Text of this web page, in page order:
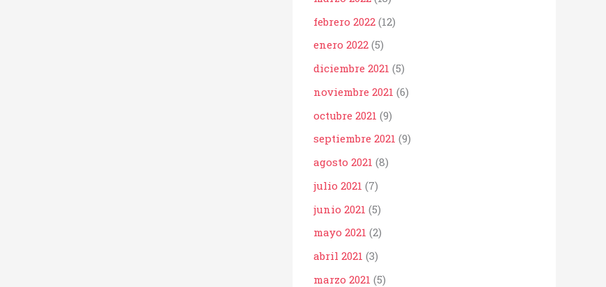
febrero 2022 (12)
enero 2022 (5)
diciembre 2021 (5)
noviembre 2021 (6)
octubre 2021 (9)
septiembre 2021 (9)
agosto 2021 (8)
julio 2021 (7)
junio 2021 (5)
mayo 2021 (2)
abril 2021 (3)
marzo 2021 (5)